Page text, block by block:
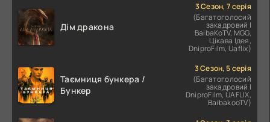
Дім дракона
3 Сезон, 7 серія
(Багатоголосий
закадровий |
BaibaKoTV, MGG,
Цікава Ідея,
DniproFilm, Uaflix)
Таємниця бункера /
Бункер
3 Сезон, 5 серія
(Багатоголосий
закадровий |
DniproFilm, UAFLIX,
BaibakooTV)